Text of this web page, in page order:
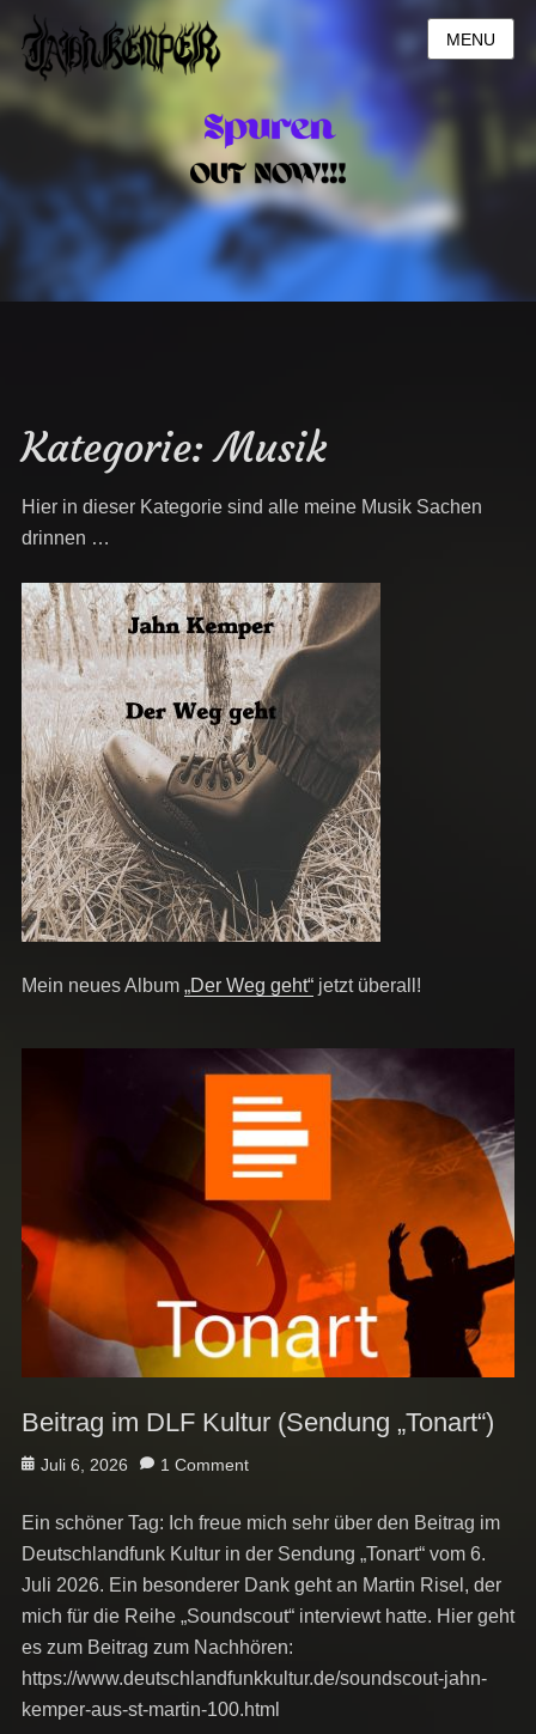
MENU
Kategorie:Musik
Hier in dieser Kategorie sind alle meine Musik Sachen
drinnen …
Mein neues Album „Der Weg geht“jetzt überall!
Beitrag im DLF Kultur (Sendung „Tonart“)
Posted
Juli 6, 2026 1 Comment
Ein schöner Tag: Ich freue mich sehr über den Beitrag im
Deutschlandfunk Kultur in der Sendung „Tonart“ vom 6.
Juli 2026. Ein besonderer Dank geht an Martin Risel, der
mich für die Reihe „Soundscout“ interviewt hatte. Hier geht
es zum Beitrag zum Nachhören:
https://www.deutschlandfunkkultur.de/soundscout-jahn-
kemper-aus-st-martin-100.html